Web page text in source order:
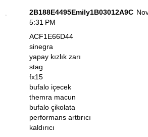
2B188E4495Emily1B03012A9C
5:31 PM
ACF1E66D44
sinegra
yapay kızlık zarı
stag
fx15
bufalo içecek
themra macun
bufalo çikolata
performans arttırıcı
kaldırıcı